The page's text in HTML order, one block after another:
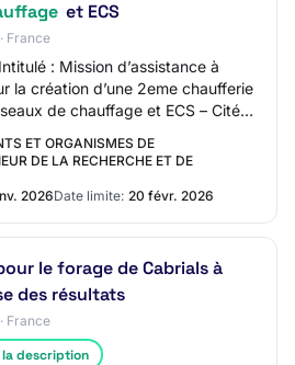
et ECS
France
: Mission d’assistance à
la création d’une 2eme chaufferie
de chauffage et ECS – Cité
ET ORGANISMES DE
DE LA RECHERCHE ET DE
2026Date limite: 20 févr. 2026
le forage de Cabrials à
des résultats
France
description